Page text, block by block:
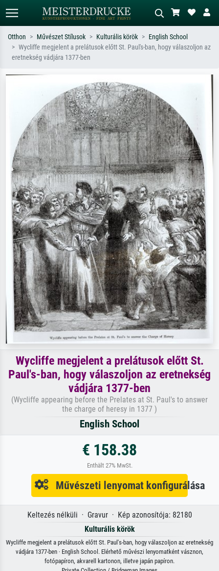
Alap keresés
szerint – pl. Monet, Csillagos éj,
impresszionizmus, Hokusai-hullám,
akt.
piros absztrakt, sötét olajkép, álló akt
egy fa mellett.
Otthon Művészet Stílusok Kulturális körök
English School
Wycliffe megjelent a prelátusok előtt St. Paul's-ban, hogy válaszoljon az
eretnekség vádjára 1377-ben
Wycliffe megjelent a prelátusok előtt St.
Paul's-ban, hogy válaszoljon az eretnekség
vádjára 1377-ben
(Wycliffe appearing before the Prelates at St. Paul's to answer
the charge of heresy in 1377 )
English School
€ 158.38
Enthält 27% MwSt.
Művészeti lenyomat konfigurálása
Keltezés nélküli · Gravur · Kép azonosítója: 82180
Kulturális körök
Wycliffe megjelent a prelátusok előtt St. Paul's-ban, hogy válaszoljon az eretnekség
vádjára 1377-ben · English School. Elérhető művészi lenyomatként vásznon,
fotópapíron, akvarell kartonon, illetve japán papíron.